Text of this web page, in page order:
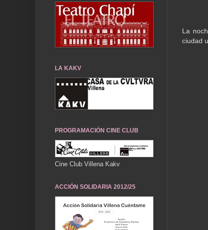
La
ciudad
LA KAKV
PROGRAMACIÓN CINE CLUB
Cine Club Villena Kakv
ACCIÓN SOLIDARIA 2012/25